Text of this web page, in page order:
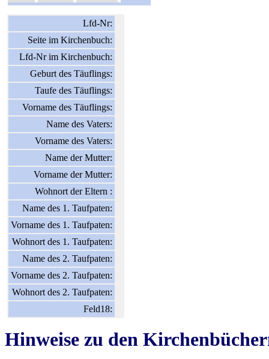
Lfd-Nr:
Seite im Kirchenbuch:
Lfd-Nr im Kirchenbuch:
Geburt des Täuflings:
Taufe des Täuflings:
Vorname des Täuflings:
Name des Vaters:
Vorname des Vaters:
Name der Mutter:
Vorname der Mutter:
Wohnort der Eltern :
Name des 1. Taufpaten:
Vorname des 1. Taufpaten:
Wohnort des 1. Taufpaten:
Name des 2. Taufpaten:
Vorname des 2. Taufpaten:
Wohnort des 2. Taufpaten:
Feld18:
Hinweise zu den